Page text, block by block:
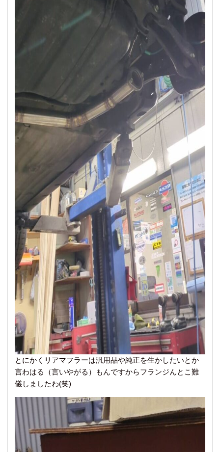
とにかくリアマフラーは汎用品や純正を生かしたいとか
言わはる（言いやがる）もんですからフランジんとこ難
儀しましたわ(笑)